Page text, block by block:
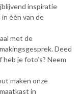
inspiratie
één van de
met de
Deed
je foto’s? Neem
maken onze
in